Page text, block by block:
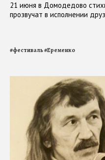
21 июня в Домодедово
прозвучат в исполнении
#фестиваль#Еременко